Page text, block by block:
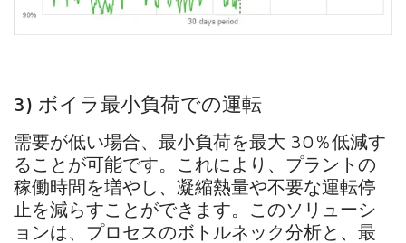
3) ボイラ最小負荷での運転
需要が低い場合、最小負荷を最大 30％低減す
ることが可能です。これにより、プラントの
稼働時間を増やし、凝縮熱量や不要な運転停
止を減らすことができます。このソリューシ
ョンは、プロセスのボトルネック分析と、最